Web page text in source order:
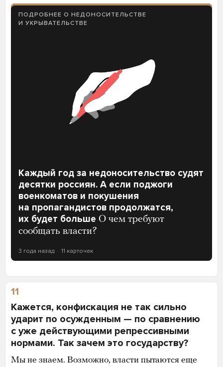
ПОДРОБНЕЕ О НЕДОНОСИТЕЛЬСТВЕ
И УКРЫВАТЕЛЬСТВЕ
Каждый год за недоносительство судят
десятки россиян. А если поджоги
военкоматов и покушения
на пропагандистов продолжатся,
их будет больше О чем требуют
сообщать власти?
3 года назад 11 карточек
11
Кажется, конфискация не так сильно
ударит по осужденным — по сравнению
с уже действующими репрессивными
нормами. Так зачем это государству?
Мы не знаем. Возможно, власти пытаются еще